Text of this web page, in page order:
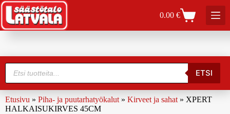
0.00€
ETSI
Etusivu » Piha- ja puutarhatyökalut » Kirveet ja sahat » XPERT
HALKAISUKIRVES 45CM